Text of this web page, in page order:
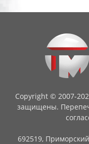
Copyright © 2007-
защищены.
692519,